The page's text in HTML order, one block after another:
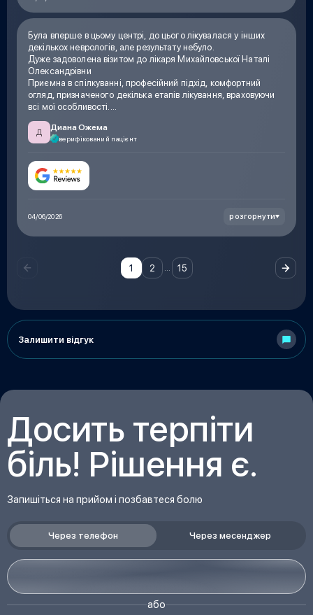
Була вперше в цьому центрі, до цього лікувалася у інших
декількох неврологів, але результату небуло.
Дуже задоволена візитом до лікаря Михайловської Наталі
Олександрівни
Приємна в спілкуванні, професійний підхід, комфортний
огляд, призначеного декілька етапів лікування, враховуючи
всі мої особливості.
На другій день лікування – вже є зменшення мого болю
Сміливо раджу цю клініку та лікаря!
Д
Диана Ожема
верифікований пацієнт
04/06/2026 розгорнути
1 2 15
Залишити відгук
Досить терпіти
біль! Рішення є.
Запишіться на прийом і позбавтеся болю
Через телефон Через месенджер
або